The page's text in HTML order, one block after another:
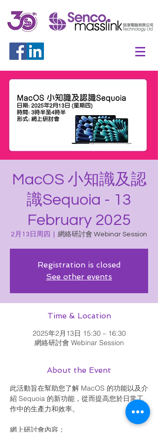
MacOS 小知識及認
識Sequoia - 13
February 2025
2月13日周四 網絡研討會 Webinar Session
Registration is closed
See other events
Time & Location
2025年2月13日 15:30 – 16:30
網絡研討會 Webinar Session
About the Event
此活動旨在幫助您了解 MacOS 的功能以及介
紹 Sequoia 的新功能，從而提高您於日常工
作中的生產力和效率。
網上研討會內容：